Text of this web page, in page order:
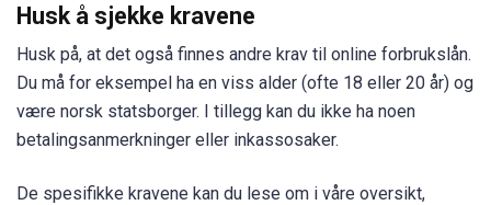
Husk å sjekke kravene
Husk på, at det også finnes andre krav til online forbrukslån.
Du må for eksempel ha en viss alder (ofte 18 eller 20 år) og
være norsk statsborger. I tillegg kan du ikke ha noen
betalingsanmerkninger eller inkassosaker.
De spesifikke kravene kan du lese om i våre oversikt,